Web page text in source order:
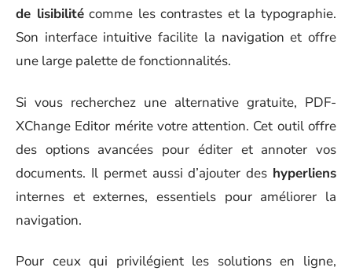
de lisibilitécomme les contrastes et la typographie.
Son interface intuitive facilite la navigation et offre
une large palette de fonctionnalités.
Si vous recherchez une alternative gratuite, PDF-
XChange Editor mérite votre attention. Cet outil offre
des options avancées pour éditer et annoter vos
documents. Il permet aussi d’ajouter des hyperliens
internes et externes, essentiels pour améliorer la
navigation.
Pour ceux qui privilégient les solutions en ligne,